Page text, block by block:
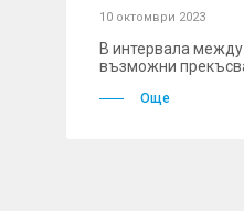
10 октомври 2023
В интервала между
възможни
Още